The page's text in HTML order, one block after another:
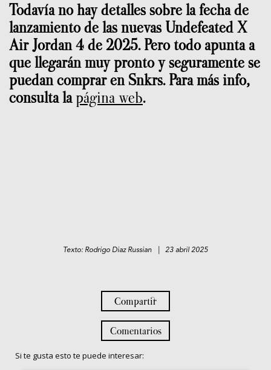
Todavía no hay detalles sobre la fecha de
lanzamiento de las nuevas Undefeated X
Air Jordan 4 de 2025. Pero todo apunta a
que llegarán muy pronto y seguramente se
puedan comprar en Snkrs. Para más info,
consulta lapágina web.
Texto: Rodrigo Diaz Russian | 23 abril 2025
Compartir
Comentarios
Si te gusta esto te puede interesar: